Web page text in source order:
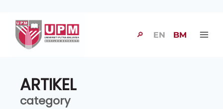
🔎 EN BM
ARTIKEL
category